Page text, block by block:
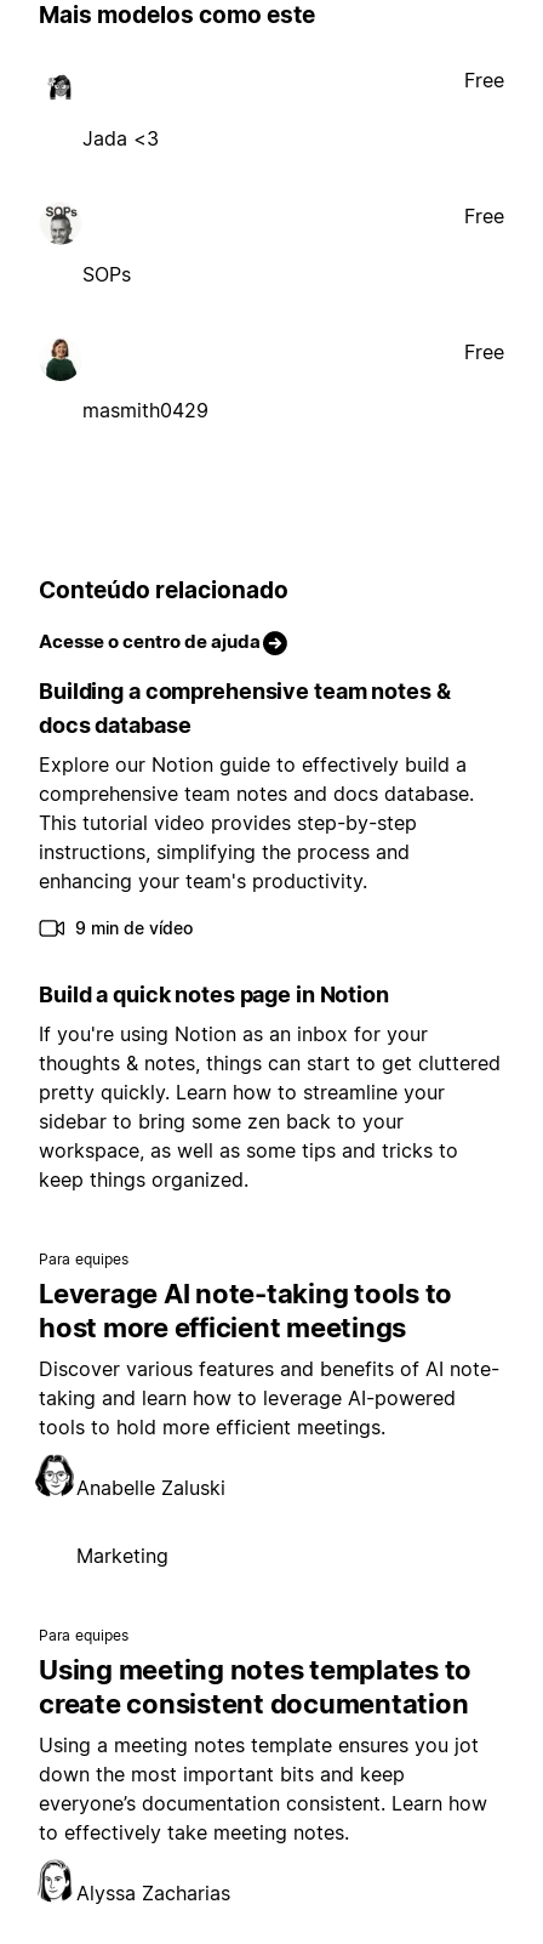
Mais modelos como este
Jada <3
Free
SOPs
Free
masmith0429
Free
Conteúdo relacionado
Acesse o centro de ajuda
Building a comprehensive team notes &
docs database
Explore our Notion guide to effectively build a
comprehensive team notes and docs database.
This tutorial video provides step-by-step
instructions, simplifying the process and
enhancing your team's productivity.
9 min de vídeo
Build a quick notes page in Notion
If you're using Notion as an inbox for your
thoughts & notes, things can start to get cluttered
pretty quickly. Learn how to streamline your
sidebar to bring some zen back to your
workspace, as well as some tips and tricks to
keep things organized.
Para equipes
Leverage AI note-taking tools to
host more efficient meetings
Discover various features and benefits of AI note-
taking and learn how to leverage AI-powered
tools to hold more efficient meetings.
Anabelle Zaluski
Marketing
Para equipes
Using meeting notes templates to
create consistent documentation
Using a meeting notes template ensures you jot
down the most important bits and keep
everyone’s documentation consistent. Learn how
to effectively take meeting notes.
Alyssa Zacharias